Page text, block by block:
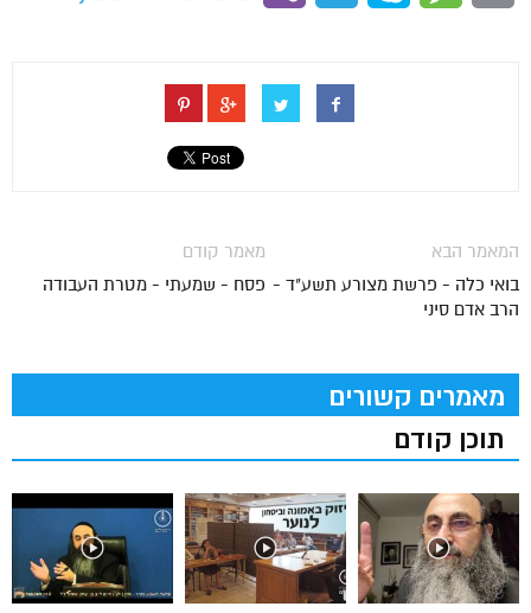
מאמר קודם
פסח - שמעתי - מטרת העבודה
המאמר הבא
בואי כלה - פרשת מצורע תשע"ד -
הרב אדם סיני
מאמרים קשורים
תוכן קודם